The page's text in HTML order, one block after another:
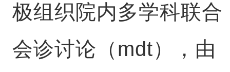
极组织院内多学科联合
会诊讨论（mdt），由